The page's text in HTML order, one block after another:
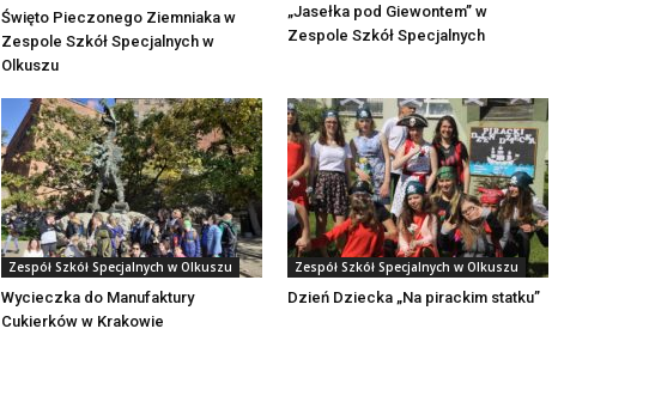
Święto Pieczonego Ziemniaka w
Zespole Szkół Specjalnych w
Olkuszu
„Jasełka pod Giewontem’’ w
Zespole Szkół Specjalnych
Zespół Szkół Specjalnych w Olkuszu
Wycieczka do Manufaktury
Cukierków w Krakowie
Zespół Szkół Specjalnych w Olkuszu
Dzień Dziecka „Na pirackim statku”